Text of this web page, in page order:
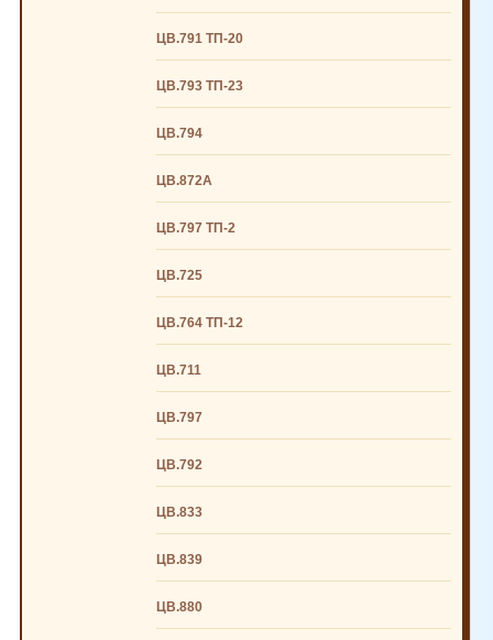
ЦВ.791 ТП-20
ЦВ.793 ТП-23
ЦВ.794
ЦВ.872А
ЦВ.797 ТП-2
ЦВ.725
ЦВ.764 ТП-12
ЦВ.711
ЦВ.797
ЦВ.792
ЦВ.833
ЦВ.839
ЦВ.880